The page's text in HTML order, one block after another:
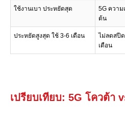
ใช้งานเบา ประหยัดสุด
5G ความ
ต้น
ประหยัดสูงสุด ใช้ 3-6 เดือน
ไม่ลดสปีด
เดือน
เปรียบเทียบ: 5G โควต้า